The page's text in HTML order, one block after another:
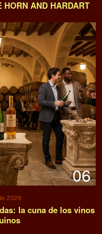
HORN AND HARDART
06
2026
la cuna de los vinos